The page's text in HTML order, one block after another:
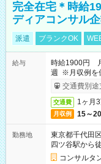
完全在宅＊時給
ディアコンサル
派遣 ブランクOK
給与
時給1900円
週 ※月収例を
ービス利用可
交通費別途
交通費 1ヶ月
月収例 15～
勤務地
東京都千代田区
四ツ谷駅から
コンサルタ